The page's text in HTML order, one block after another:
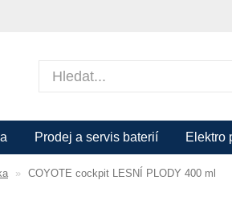
Prodej a servis baterií Elektro
COYOTE cockpit LESNÍ PLODY 400 ml